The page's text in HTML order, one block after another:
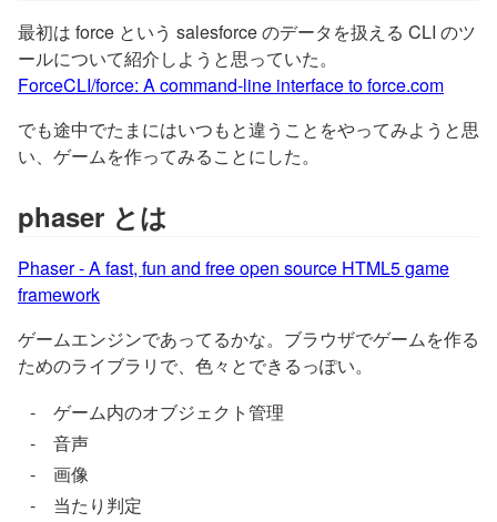
最初は force という salesforce のデータを扱える CLI のツ
ールについて紹介しようと思っていた。
ForceCLI/force: A command-line interface to force.com
でも途中でたまにはいつもと違うことをやってみようと思
い、ゲームを作ってみることにした。
phaser とは
Phaser - A fast, fun and free open source HTML5 game
framework
ゲームエンジンであってるかな。ブラウザでゲームを作る
ためのライブラリで、色々とできるっぽい。
ゲーム内のオブジェクト管理
音声
画像
当たり判定